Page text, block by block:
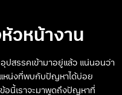
วหน้างาน
สรรคเข้ามาอยู่แล้ว แน่นอนว่า
หน่งที่พบกับปัญหาได้บ่อย
อนี้เราจะมาพูดถึงปัญหาที่